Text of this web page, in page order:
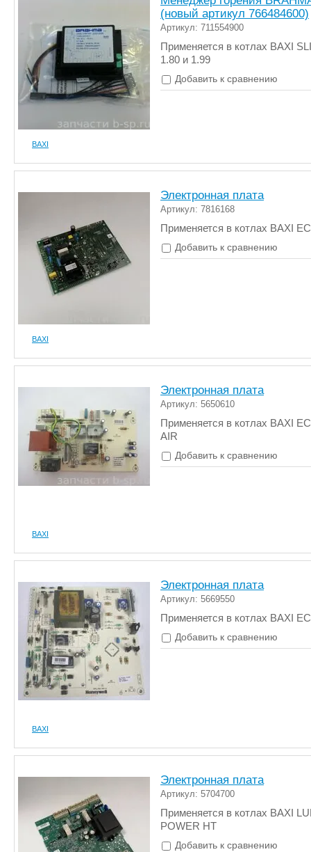
BAXI
(новый артикул 766484600)
Артикул: 711554900
Применяется в котлах BAXI
1.80 и 1.99
Добавить к сравнению
BAXI
Электронная плата
Артикул: 7816168
Применяется в котлах BAXI
Добавить к сравнению
BAXI
Электронная плата
Артикул: 5650610
Применяется в котлах BAXI
AIR
Добавить к сравнению
BAXI
Электронная плата
Артикул: 5669550
Применяется в котлах BAXI
Добавить к сравнению
Электронная плата
Артикул: 5704700
Применяется в котлах BAXI
POWER HT
Добавить к сравнению